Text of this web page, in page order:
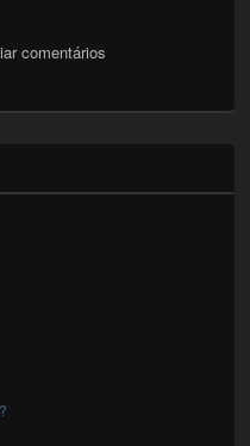
comentários